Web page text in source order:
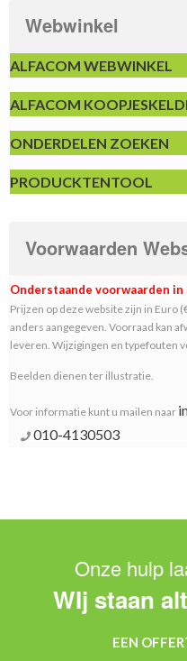
Webwinkel
ALFACOM WEBWINKEL
ALFACOM
ONDERDELEN ZOEKEN
PRODUCKTENTOOL
Voorwaarden
Onderstaande voorwaarden in
Prijzen op deze website zijn in Euro
anders aangegeven. Voorraad kan
leveren. Wijzigingen en typefouten
Beelden dienen ter illustratie.
Voor informatie kunt u mailen naar
010-4130503
Onze hulp
WIj staan
EEN